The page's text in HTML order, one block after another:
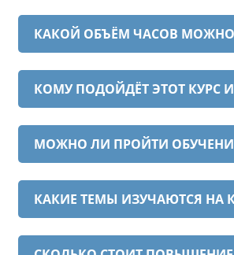
КАКОЙ ОБЪЁМ ЧАСОВ МОЖНО
КОМУ ПОДОЙДЁТ ЭТОТ КУРС
МОЖНО ЛИ ПРОЙТИ
КАКИЕ ТЕМЫ ИЗУЧАЮТСЯ